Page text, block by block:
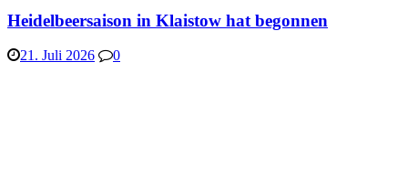
Heidelbeersaison in Klaistow hat begonnen
21. Juli 2026 0